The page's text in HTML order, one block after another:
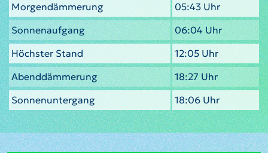
Morgendämmerung
05:43 Uhr
Sonnenaufgang
06:04 Uhr
Höchster Stand
12:05 Uhr
Abenddämmerung
18:27 Uhr
Sonnenuntergang
18:06 Uhr